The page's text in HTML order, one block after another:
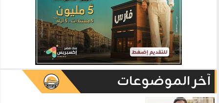
آخر الموضوعات